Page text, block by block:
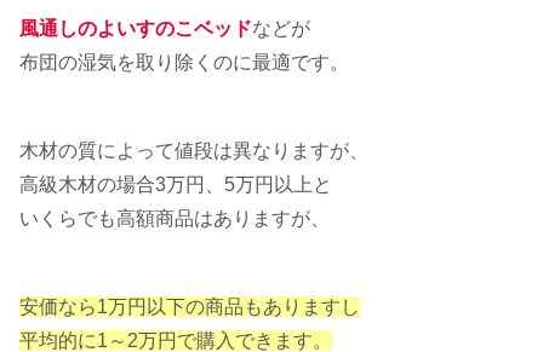
風通しのよいすのこベッドなどが
布団の湿気を取り除くのに最適です。
木材の質によって値段は異なりますが、
高級木材の場合3万円、5万円以上と
いくらでも高額商品はありますが、
安価なら1万円以下の商品もありますし
平均的に1～2万円で購入できます。